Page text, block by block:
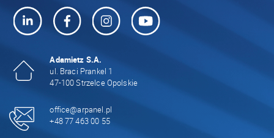
Adamietz S.A.
ul. Braci Prankel 1
47-100 Strzelce Opolskie
office@arpanel.pl
+48 77 463 00 55